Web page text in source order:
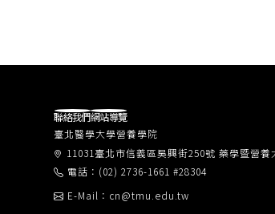
臺北醫學大學營養學院
11031臺北市信義區吳興街250號 藥學暨營養
電話：(02) 2736-1661 #28304
E-Mail：cn@tmu.edu.tw
聯絡我們網站導覽